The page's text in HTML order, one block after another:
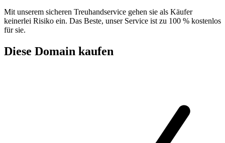
Mit unserem sicheren Treuhandservice gehen sie als Käufer
keinerlei Risiko ein. Das Beste, unser Service ist zu 100 % kostenlos
für sie.
Diese Domain kaufen